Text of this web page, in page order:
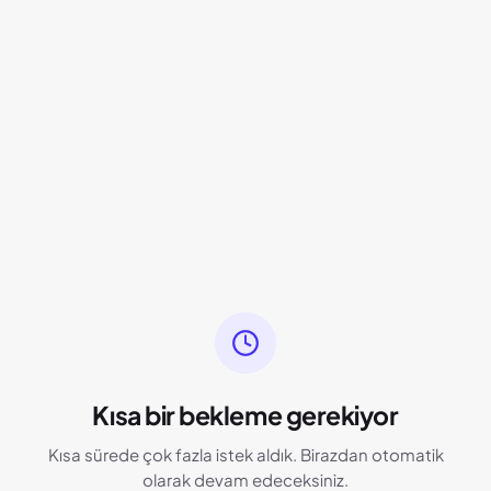
Kısa bir bekleme gerekiyor
Kısa sürede çok fazla istek aldık. Birazdan otomatik
olarak devam edeceksiniz.